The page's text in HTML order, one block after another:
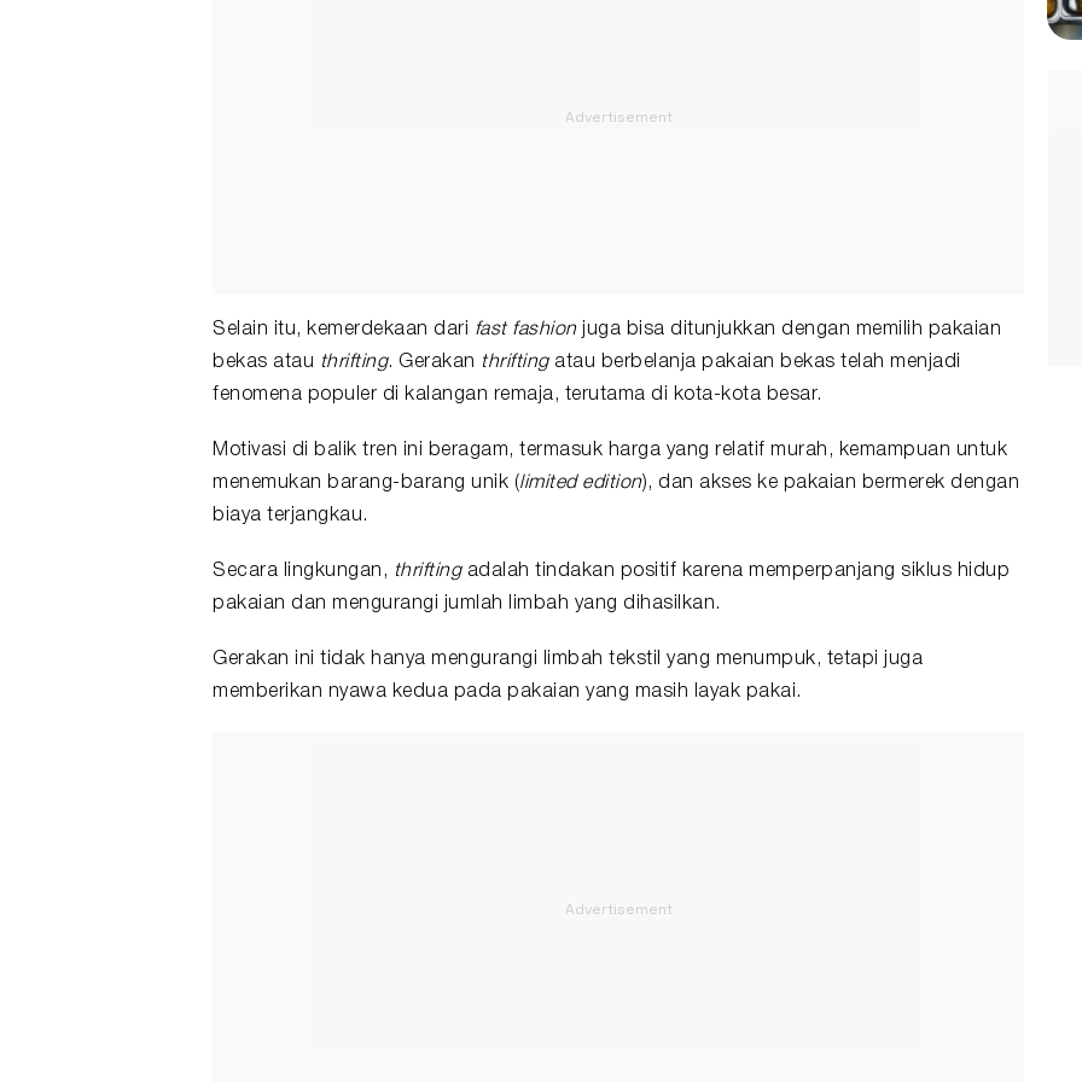
Selain itu, kemerdekaan dari fast fashionjuga bisa ditunjukkan dengan memilih pakaian
bekas atau thrifting. Gerakan thriftingatau berbelanja pakaian bekas telah menjadi
fenomena populer di kalangan remaja, terutama di kota-kota besar.
Motivasi di balik tren ini beragam, termasuk harga yang relatif murah, kemampuan untuk
menemukan barang-barang unik (limited edition), dan akses ke pakaian bermerek dengan
biaya terjangkau.
Secara lingkungan, thriftingadalah tindakan positif karena memperpanjang siklus hidup
pakaian dan mengurangi jumlah limbah yang dihasilkan.
Gerakan ini tidak hanya mengurangi limbah tekstil yang menumpuk, tetapi juga
memberikan nyawa kedua pada pakaian yang masih layak pakai.